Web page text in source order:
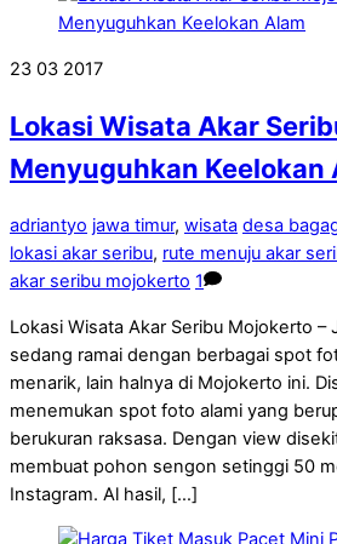
23 03 2017
Lokasi Wisata Akar
Menyuguhkan Keelokan
adriantyo jawa timur, wisata desa
lokasi akar seribu, rute menuju akar
akar seribu mojokerto 1
Lokasi Wisata Akar Seribu Mojokerto –
sedang ramai dengan berbagai spot
menarik, lain halnya di Mojokerto ini.
menemukan spot foto alami yang
berukuran raksasa. Dengan view
membuat pohon sengon setinggi 50
Instagram. Al hasil, […]